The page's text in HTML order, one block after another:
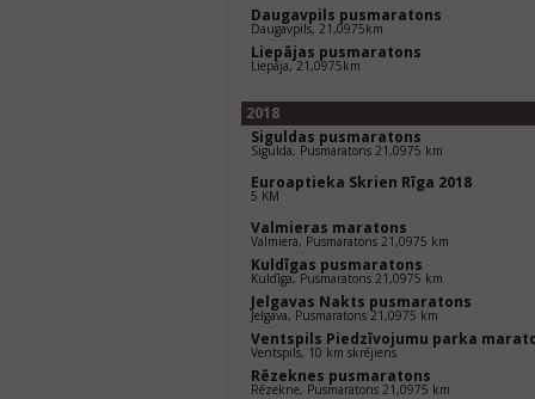
Daugavpils pusmaratons
Daugavpils, 21,0975km
Liepājas pusmaratons
Liepāja, 21,0975km
2018
Siguldas pusmaratons
Sigulda, Pusmaratons 21,0975 km
Euroaptieka Skrien Rīga 2018
5 KM
Valmieras maratons
Valmiera, Pusmaratons 21,0975 km
Kuldīgas pusmaratons
Kuldīga, Pusmaratons 21,0975 km
Jelgavas Nakts pusmaratons
Jelgava, Pusmaratons 21,0975 km
Ventspils Piedzīvojumu parka
Ventspils, 10 km skrējiens
Rēzeknes pusmaratons
Rēzekne, Pusmaratons 21,0975 km